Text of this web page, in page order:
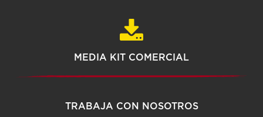
MEDIA KIT COMERCIAL
TRABAJA CON NOSOTROS